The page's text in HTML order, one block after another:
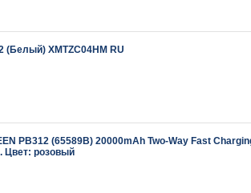
(Белый) XMTZC04HM RU
PB312 (65589B) 20000mAh Two-Way Fast
Цвет: розовый